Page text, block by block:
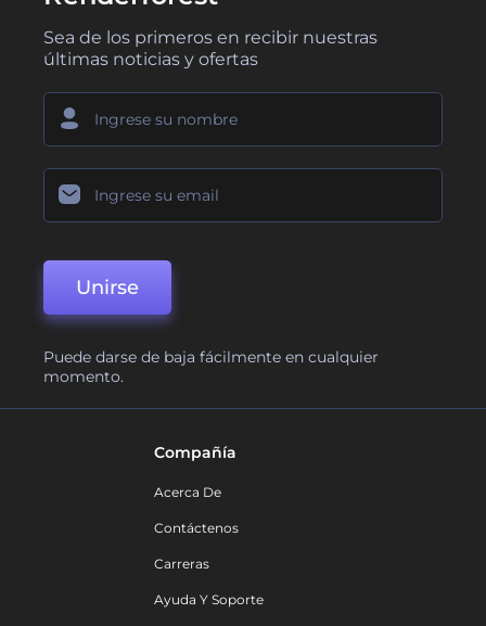
Sea de los primeros en recibir nuestras
últimas noticias y ofertas
Unirse
Puede darse de baja fácilmente en cualquier
momento.
Compañía
Acerca De
Contáctenos
Carreras
Ayuda Y Soporte